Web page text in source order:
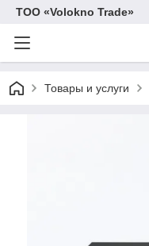
ТОО «Volokno Trade»
Товары и услуги